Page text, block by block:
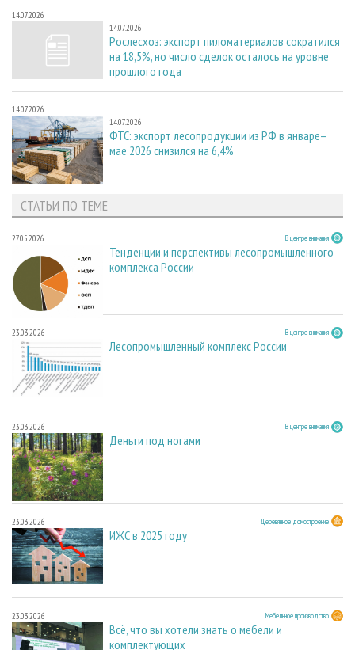
14.07.2026
14.07.2026
Рослесхоз: экспорт пиломатериалов сократился
на 18,5%, но число сделок осталось на уровне
прошлого года
14.07.2026
14.07.2026
ФТС: экспорт лесопродукции из РФ в январе–
мае 2026 снизился на 6,4%
СТАТЬИ ПО ТЕМЕ
27.05.2026 В центре внимания
Тенденции и перспективы лесопромышленного
комплекса России
23.03.2026 В центре внимания
Лесопромышленный комплекс России
23.03.2026 В центре внимания
Деньги под ногами
23.03.2026 Деревянное домостроение
ИЖС в 2025 году
23.03.2026 Мебельное производство
Всё, что вы хотели знать о мебели и
комплектующих